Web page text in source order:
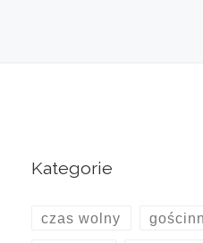
Kategorie
czas wolny